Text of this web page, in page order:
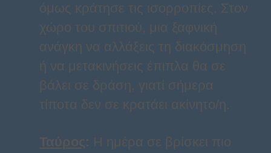
όμως κράτησε τις ισορροπίες. Στον
χώρο του σπιτιού, μια ξαφνική
ανάγκη να αλλάξεις τη διακόσμηση
ή να μετακινήσεις έπιπλα θα σε
βάλει σε δράση, γιατί σήμερα
τίποτα δεν σε κρατάει ακίνητο/η.
Ταύρος: Η ημέρα σε βρίσκει πιο